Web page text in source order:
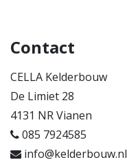
Contact
CELLA Kelderbouw
De Limiet 28
4131 NR Vianen
085 7924585
info@kelderbouw.nl